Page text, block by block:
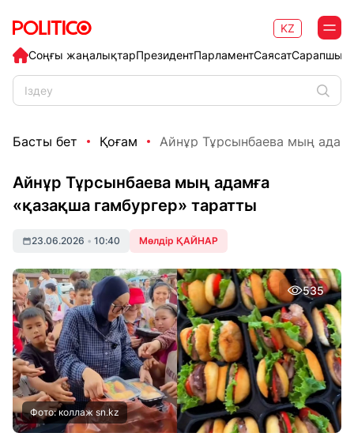
Соңғы жаңалықтарПрезидентПарламентСаясат
KZ
Басты бет Қоғам Айнұр Тұрсынбаева мың
Айнұр Тұрсынбаева мың адамға
«қазақша гамбургер» таратты
23.06.2026 • 10:40 Мөлдір ҚАЙНАР
535
Фото: коллаж sn.kz